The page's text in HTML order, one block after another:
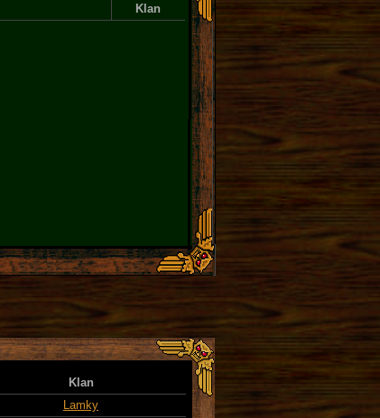
Klan
Klan
Lamky